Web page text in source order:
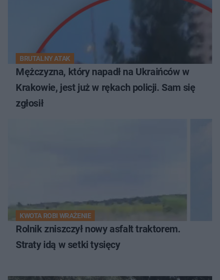
BRUTALNY ATAK
Mężczyzna, który napadł na Ukraińców w
Krakowie, jest już w rękach policji. Sam się
zgłosił
KWOTA ROBI WRAŻENIE
Rolnik zniszczył nowy asfalt traktorem.
Straty idą w setki tysięcy